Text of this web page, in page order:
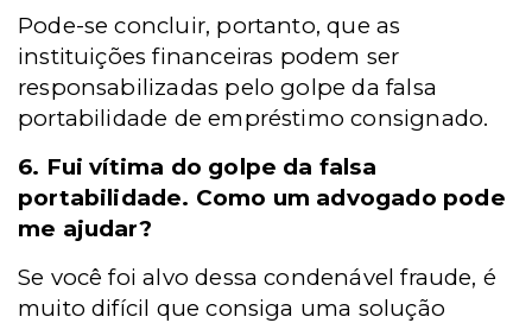
Pode-se concluir, portanto, que as
instituições financeiras podem ser
responsabilizadas pelo golpe da falsa
portabilidade de empréstimo consignado.
6. Fui vítima do golpe da falsa
portabilidade. Como um advogado pode
me ajudar?
Se você foi alvo dessa condenável fraude, é
muito difícil que consiga uma solução